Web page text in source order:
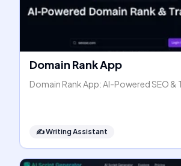
Domain Rank App
Domain Rank App: AI-Powered SEO
✍️Writing Assistant